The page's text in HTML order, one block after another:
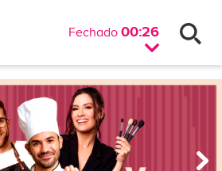
Fechado 00:26